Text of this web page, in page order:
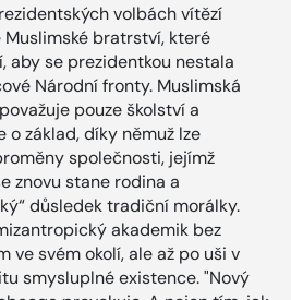
volbách vítězí
bratrství, které
se prezidentkou nestala
Národní fronty. Muslimská
pouze školství a
o základ, díky němuž lze
společnosti, jejímž
znovu stane rodina a
důsledek tradiční morálky.
akademik bez
ve svém okolí, ale až po uši v
smysluplné existence. "Nový